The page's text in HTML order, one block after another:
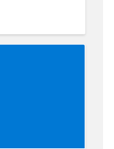
and
demonstrate
in writing
resource
Additionally,
a Python
will include
resources